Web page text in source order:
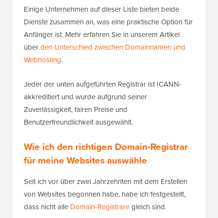
Einige Unternehmen auf dieser Liste bieten beide
Dienste zusammen an, was eine praktische Option für
Anfänger ist. Mehr erfahren Sie in unserem Artikel
überden Unterschied zwischen Domainnamen und
Webhosting.
Jeder der unten aufgeführten Registrar ist ICANN-
akkreditiert und wurde aufgrund seiner
Zuverlässigkeit, fairen Preise und
Benutzerfreundlichkeit ausgewählt.
Wie ich den richtigen Domain-Registrar
für meine Websites auswähle
Seit ich vor über zwei Jahrzehnten mit dem Erstellen
von Websites begonnen habe, habe ich festgestellt,
dass nicht alle Domain-Registraregleich sind.